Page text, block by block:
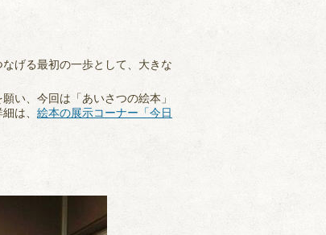
げる最初の一歩として、大きな
い、今回は「あいさつの絵本」
は、 絵本の展示コーナー「今日